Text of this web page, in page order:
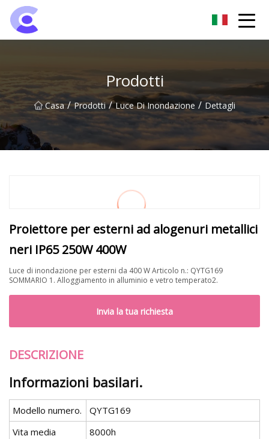
Prodotti
Casa / Prodotti / Luce Di Inondazione / Dettagli
Proiettore per esterni ad alogenuri metallici
neri IP65 250W 400W
Luce di inondazione per esterni da 400 W Articolo n.: QYTG169
SOMMARIO 1. Alloggiamento in alluminio e vetro temperato2.
Invia la tua richiesta
DESCRIZIONE
Informazioni basilari.
Modello numero.
QYTG169
Vita media
8000h